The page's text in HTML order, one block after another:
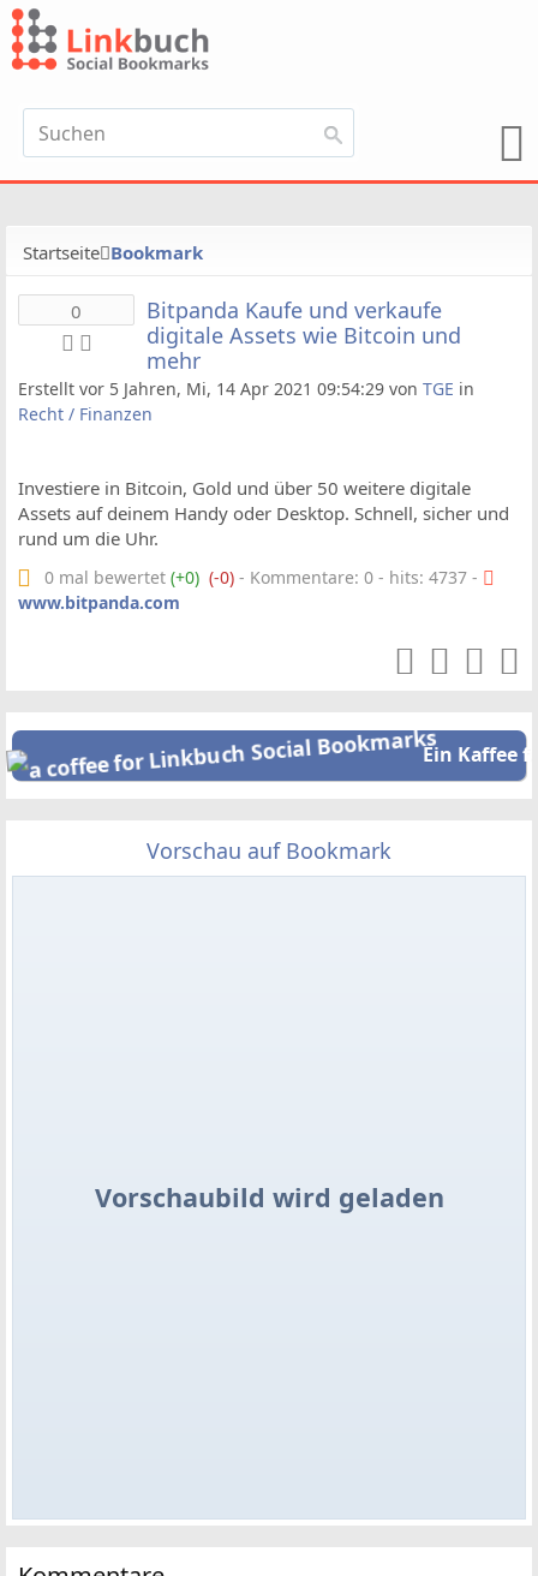
Startseite Bookmark
0
Bitpanda Kaufe und verkaufe
digitale Assets wie Bitcoin und
mehr
Erstellt vor 5 Jahren, Mi, 14 Apr 2021 09:54:29 von TGE in
Recht / Finanzen
Investiere in Bitcoin, Gold und über 50 weitere digitale
Assets auf deinem Handy oder Desktop. Schnell, sicher und
rund um die Uhr.
0 mal bewertet (+0) (-0) - Kommentare: 0 - hits: 4737 -
www.bitpanda.com
Ein Kaffee
Vorschau auf Bookmark
Vorschaubild wird geladen